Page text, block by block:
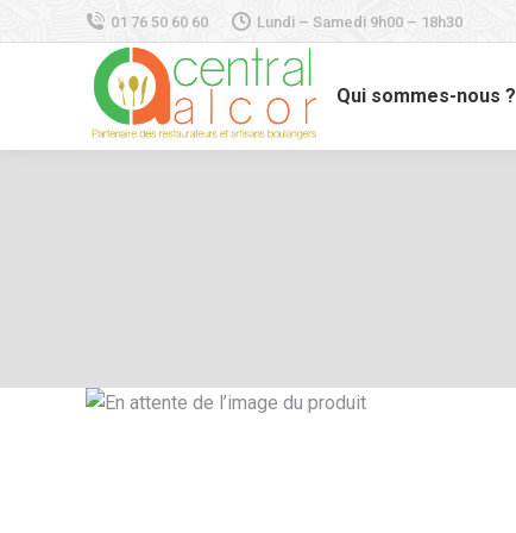
01 76 50 60 60 Lundi – Samedi 9h00 – 18h30
Qui sommes-nous ?